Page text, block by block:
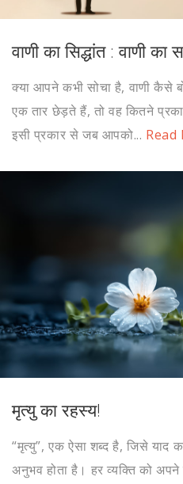
वाणी का सिद्धांत : वाणी
क्या आपने कभी सोचा है, वाणी कैसे
एक तार छेड़ते हैं, तो वह कितने
इसी प्रकार से जब आपको... Read
मृत्यु का रहस्य!
“मृत्यु”, एक ऐसा शब्द है, जिसे याद
अनुभव होता है। हर व्यक्ति को